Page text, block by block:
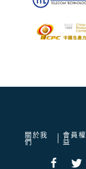
關於我
們
會員權
益